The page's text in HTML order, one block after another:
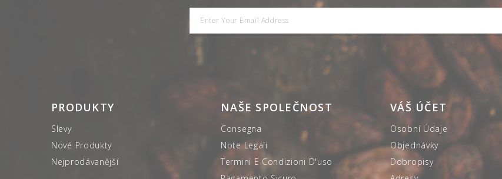
PRODUKTY
Slevy
Nové Produkty
Nejprodávanější
NAŠE SPOLEČNOST
Consegna
Note Legali
Termini E Condizioni D'uso
VÁŠ ÚČET
Osobní Údaje
Objednávky
Dobropisy